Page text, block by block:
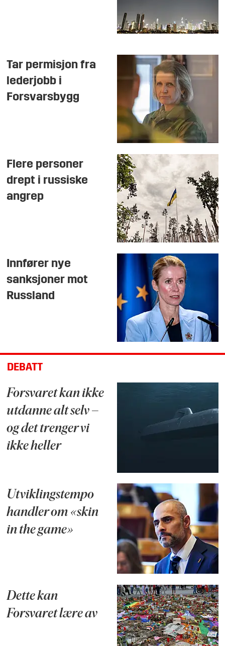
Tar permisjon fra
lederjobb i
Forsvarsbygg
Flere personer
drept i russiske
angrep
Innfører nye
sanksjoner mot
Russland
DEBATT
Forsvaret kan ikke
utdanne alt selv –
og det trenger vi
ikke heller
Utviklingstempo
handler om «skin
in the game»
Dette kan
Forsvaret lære av